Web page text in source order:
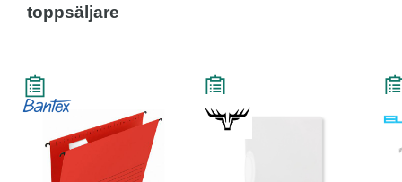
toppsäljare